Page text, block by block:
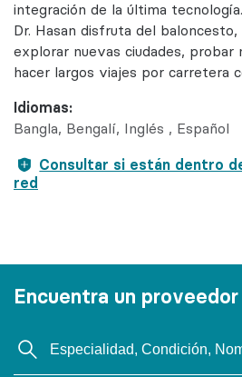
Idiomas:
Bangla Bengalí Inglés
Español
Consultar si están dentro
red
integración de la última
Dr. Hasan disfruta del
explorar nuevas ciudades, probar
hacer largos viajes por carretera
Encuentra un proveedor